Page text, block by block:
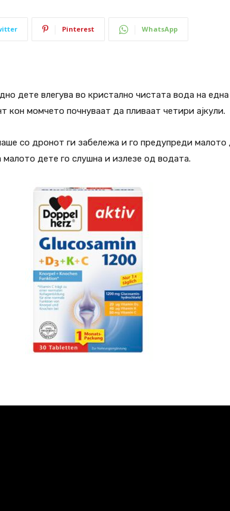
Pinterest WhatsApp
дете влегува во кристално чистата вода на
кон момчето почнуваат да пливаат четири ајкули.
со дронот ги забележа и го предупреди малото
дете го слушна и излезе од водата.